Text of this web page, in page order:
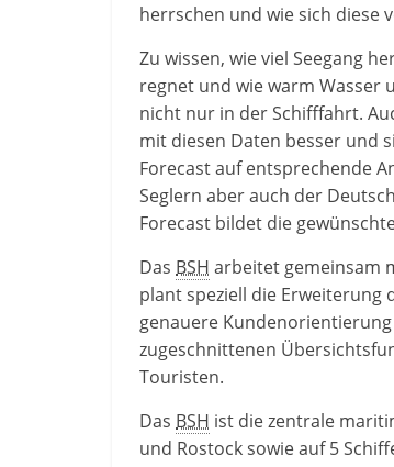
herrschen und wie sich diese
Zu wissen, wie viel Seegang
regnet und wie warm Wasser
nicht nur in der Schifffahrt.
mit diesen Daten besser und
Forecastauf entsprechende
Seglern aber auch der
Forecast bildet die
Das BSH arbeitet gemeinsam
plant speziell die Erweiterung
genauere
zugeschnittenen
Touristen.
Das BSH ist die zentrale
und Rostock sowie auf 5